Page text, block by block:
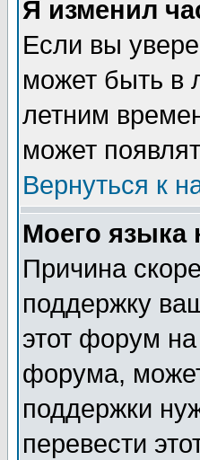
Я изменил
Если вы
может быть в
летним
может
Вернуться к
Моего языка
Причина
поддержку
этот форум
форума,
поддержки
перевести